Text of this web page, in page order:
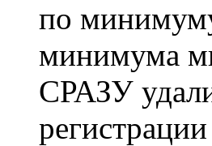
по
минимума
СРАЗУ